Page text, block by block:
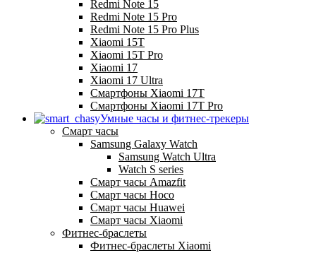
Redmi Note 15
Redmi Note 15 Pro
Redmi Note 15 Pro Plus
Xiaomi 15T
Xiaomi 15T Pro
Xiaomi 17
Xiaomi 17 Ultra
Смартфоны Xiaomi 17Т
Смартфоны Xiaomi 17Т Pro
Умные часы и фитнес-трекеры
Смарт часы
Samsung Galaxy Watch
Samsung Watch Ultra
Watch S series
Смарт часы Amazfit
Смарт часы Hoco
Смарт часы Huawei
Смарт часы Xiaomi
Фитнес-браслеты
Фитнес-браслеты Xiaomi